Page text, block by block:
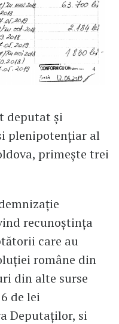
deputat și
plenipotenţiar al
primește trei
recunoștința
care au
române din
din alte surse
de lei
Deputaților, si